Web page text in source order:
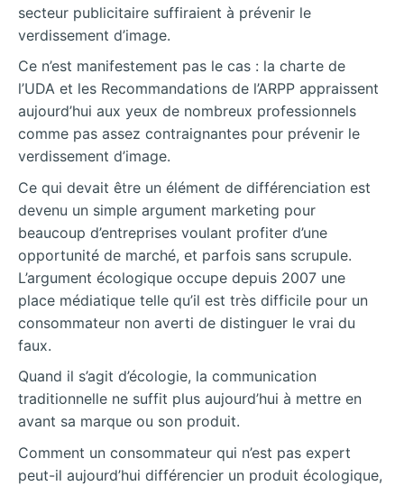
secteur publicitaire suffiraient à prévenir le
verdissement d’image.
Ce n’est manifestement pas le cas : la charte de
l’UDA et les Recommandations de l’ARPP appraissent
aujourd’hui aux yeux de nombreux professionnels
comme pas assez contraignantes pour prévenir le
verdissement d’image.
Ce qui devait être un élément de différenciation est
devenu un simple argument marketing pour
beaucoup d’entreprises voulant profiter d’une
opportunité de marché, et parfois sans scrupule.
L’argument écologique occupe depuis 2007 une
place médiatique telle qu’il est très difficile pour un
consommateur non averti de distinguer le vrai du
faux.
Quand il s’agit d’écologie, la communication
traditionnelle ne suffit plus aujourd’hui à mettre en
avant sa marque ou son produit.
Comment un consommateur qui n’est pas expert
peut-il aujourd’hui différencier un produit écologique,